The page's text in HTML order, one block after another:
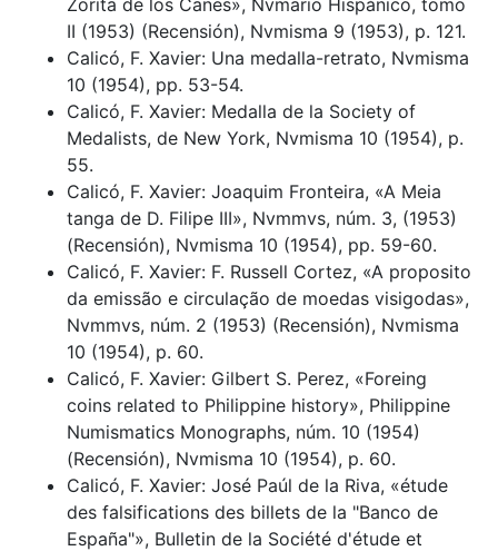
Zorita de los Canes», Nvmario Hispánico, tomo
II (1953) (Recensión), Nvmisma 9 (1953), p. 121.
Calicó, F. Xavier: Una medalla-retrato, Nvmisma
10 (1954), pp. 53-54.
Calicó, F. Xavier: Medalla de la Society of
Medalists, de New York, Nvmisma 10 (1954), p.
55.
Calicó, F. Xavier: Joaquim Fronteira, «A Meia
tanga de D. Filipe III», Nvmmvs, núm. 3, (1953)
(Recensión), Nvmisma 10 (1954), pp. 59-60.
Calicó, F. Xavier: F. Russell Cortez, «A proposito
da emissão e circulação de moedas visigodas»,
Nvmmvs, núm. 2 (1953) (Recensión), Nvmisma
10 (1954), p. 60.
Calicó, F. Xavier: Gilbert S. Perez, «Foreing
coins related to Philippine history», Philippine
Numismatics Monographs, núm. 10 (1954)
(Recensión), Nvmisma 10 (1954), p. 60.
Calicó, F. Xavier: José Paúl de la Riva, «étude
des falsifications des billets de la "Banco de
España"», Bulletin de la Société d'étude et